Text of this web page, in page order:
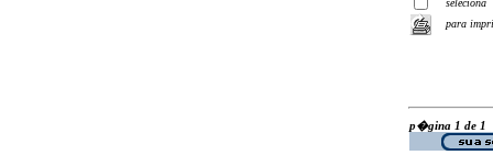
seleciona
para
p�gina 1 de 1